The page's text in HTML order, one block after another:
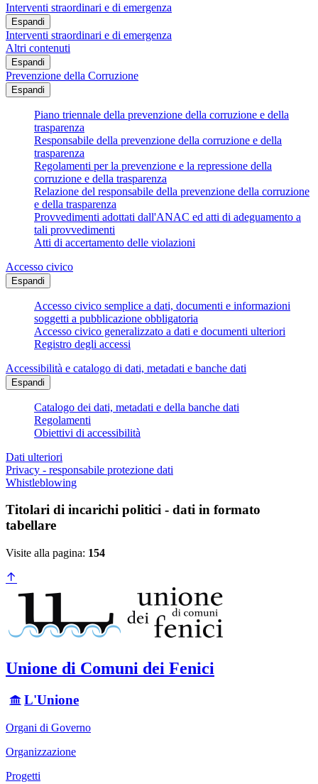
Interventi straordinari e di emergenza
Espandi
Interventi straordinari e di emergenza
Altri contenuti
Espandi
Prevenzione della Corruzione
Espandi
Piano triennale della prevenzione della corruzione e della
trasparenza
Responsabile della prevenzione della corruzione e della
trasparenza
Regolamenti per la prevenzione e la repressione della
corruzione e della trasparenza
Relazione del responsabile della prevenzione della corruzione
e della trasparenza
Provvedimenti adottati dall'ANAC ed atti di adeguamento a
tali provvedimenti
Atti di accertamento delle violazioni
Accesso civico
Espandi
Accesso civico semplice a dati, documenti e informazioni
soggetti a pubblicazione obbligatoria
Accesso civico generalizzato a dati e documenti ulteriori
Registro degli accessi
Accessibilità e catalogo di dati, metadati e banche dati
Espandi
Catalogo dei dati, metadati e della banche dati
Regolamenti
Obiettivi di accessibilità
Dati ulteriori
Privacy - responsabile protezione dati
Whistleblowing
Titolari di incarichi politici - dati in formato
tabellare
Visite alla pagina: 154
Unione di Comuni dei Fenici
L'Unione
Organi di Governo
Organizzazione
Progetti